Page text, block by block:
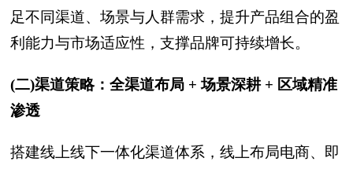
足不同渠道、场景与人群需求，提升产品组合的盈
利能力与市场适应性，支撑品牌可持续增长。
(二)渠道策略：全渠道布局 + 场景深耕 + 区域精准
渗透
搭建线上线下一体化渠道体系，线上布局电商、即